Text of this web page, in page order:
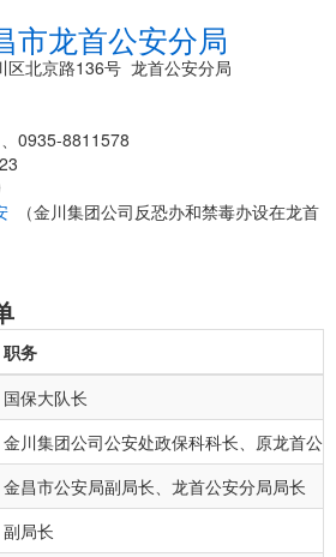
市龙首公安分局
区北京路136号 龙首公安分局
0935-8811578
（金川集团公司反恐办和禁毒办设在龙首
职务
国保大队长
金川集团公司公安处政保科科长、原龙首公
金昌市公安局副局长、龙首公安分局局长
副局长